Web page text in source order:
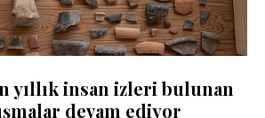
yıllık insan izleri bulunan
devam ediyor